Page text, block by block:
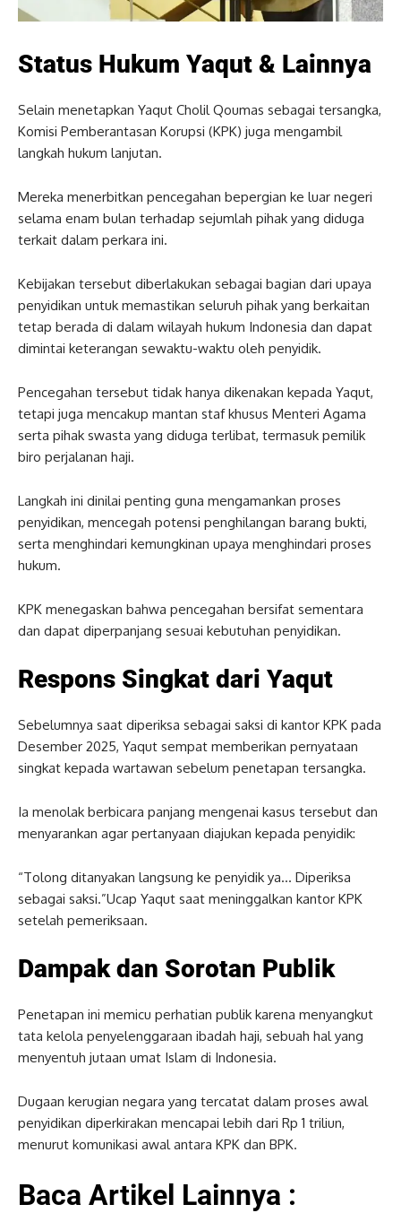
Status Hukum Yaqut & Lainnya
Selain menetapkan Yaqut Cholil Qoumas sebagai tersangka,
Komisi Pemberantasan Korupsi (KPK) juga mengambil
langkah hukum lanjutan.
Mereka menerbitkan pencegahan bepergian ke luar negeri
selama enam bulan terhadap sejumlah pihak yang diduga
terkait dalam perkara ini.
Kebijakan tersebut diberlakukan sebagai bagian dari upaya
penyidikan untuk memastikan seluruh pihak yang berkaitan
tetap berada di dalam wilayah hukum Indonesia dan dapat
dimintai keterangan sewaktu-waktu oleh penyidik.
Pencegahan tersebut tidak hanya dikenakan kepada Yaqut,
tetapi juga mencakup mantan staf khusus Menteri Agama
serta pihak swasta yang diduga terlibat, termasuk pemilik
biro perjalanan haji.
Langkah ini dinilai penting guna mengamankan proses
penyidikan, mencegah potensi penghilangan barang bukti,
serta menghindari kemungkinan upaya menghindari proses
hukum.
KPK menegaskan bahwa pencegahan bersifat sementara
dan dapat diperpanjang sesuai kebutuhan penyidikan.
Respons Singkat dari Yaqut
Sebelumnya saat diperiksa sebagai saksi di kantor KPK pada
Desember 2025, Yaqut sempat memberikan pernyataan
singkat kepada wartawan sebelum penetapan tersangka.
Ia menolak berbicara panjang mengenai kasus tersebut dan
menyarankan agar pertanyaan diajukan kepada penyidik:
“Tolong ditanyakan langsung ke penyidik ya… Diperiksa
sebagai saksi.”Ucap Yaqut saat meninggalkan kantor KPK
setelah pemeriksaan.
Dampak dan Sorotan Publik
Penetapan ini memicu perhatian publik karena menyangkut
tata kelola penyelenggaraan ibadah haji, sebuah hal yang
menyentuh jutaan umat Islam di Indonesia.
Dugaan kerugian negara yang tercatat dalam proses awal
penyidikan diperkirakan mencapai lebih dari Rp 1 triliun,
menurut komunikasi awal antara KPK dan BPK.
Baca Artikel Lainnya :